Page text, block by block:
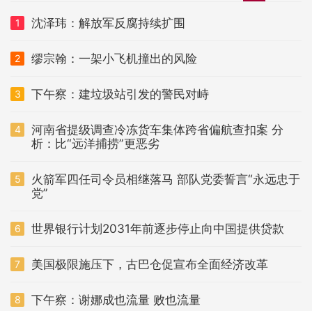
1 沈泽玮：解放军反腐持续扩围
2 缪宗翰：一架小飞机撞出的风险
3 下午察：建垃圾站引发的警民对峙
4
河南省提级调查冷冻货车集体跨省偏航查扣案 分
析：比“远洋捕捞”更恶劣
5
火箭军四任司令员相继落马 部队党委誓言“永远忠于
党”
6 世界银行计划2031年前逐步停止向中国提供贷款
7 美国极限施压下，古巴仓促宣布全面经济改革
8 下午察：谢娜成也流量 败也流量